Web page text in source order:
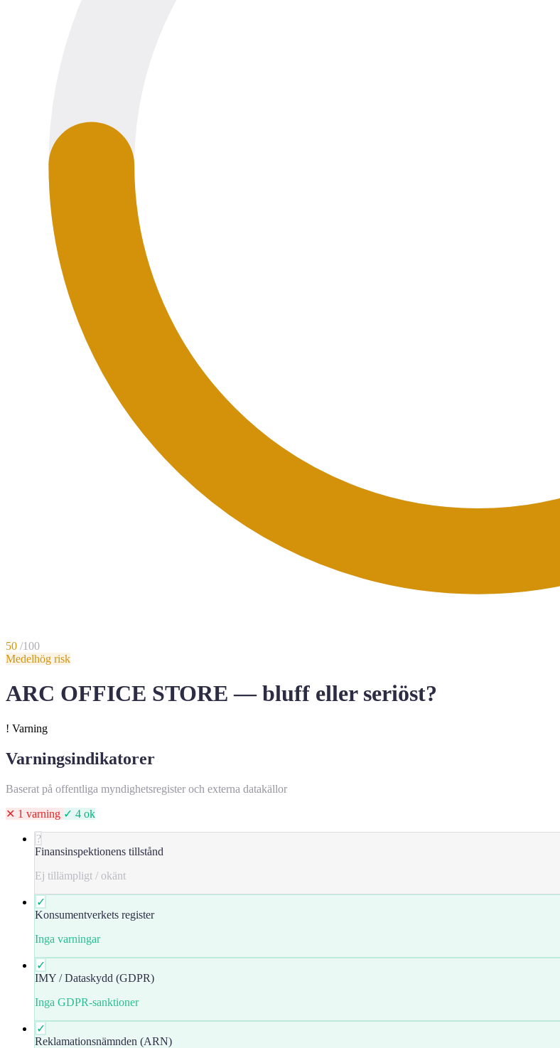
50 /100
Medelhög risk
ARC OFFICE STORE — bluff eller seriöst?
! Varning
Varningsindikatorer
Baserat på offentliga myndighetsregister och externa datakällor
✕ 1 varning ✓ 4 ok
?
Finansinspektionens tillstånd
Ej tillämpligt / okänt
✓
Konsumentverkets register
Inga varningar
✓
IMY / Dataskydd (GDPR)
Inga GDPR-sanktioner
✓
Reklamationsnämnden (ARN)